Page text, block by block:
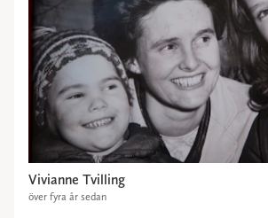
Vivianne Tvilling
över fyra år sedan